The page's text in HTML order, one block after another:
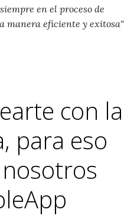
en el proceso de
manera eficiente y exitosa"
con la
para eso